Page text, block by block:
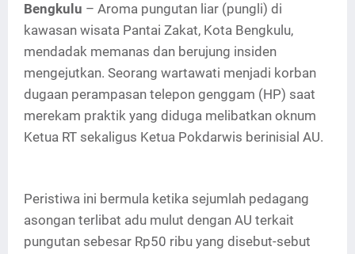
Bengkulu – Aroma pungutan liar (pungli) di
kawasan wisata Pantai Zakat, Kota Bengkulu,
mendadak memanas dan berujung insiden
mengejutkan. Seorang wartawati menjadi korban
dugaan perampasan telepon genggam (HP) saat
merekam praktik yang diduga melibatkan oknum
Ketua RT sekaligus Ketua Pokdarwis berinisial AU.
Peristiwa ini bermula ketika sejumlah pedagang
asongan terlibat adu mulut dengan AU terkait
pungutan sebesar Rp50 ribu yang disebut-sebut